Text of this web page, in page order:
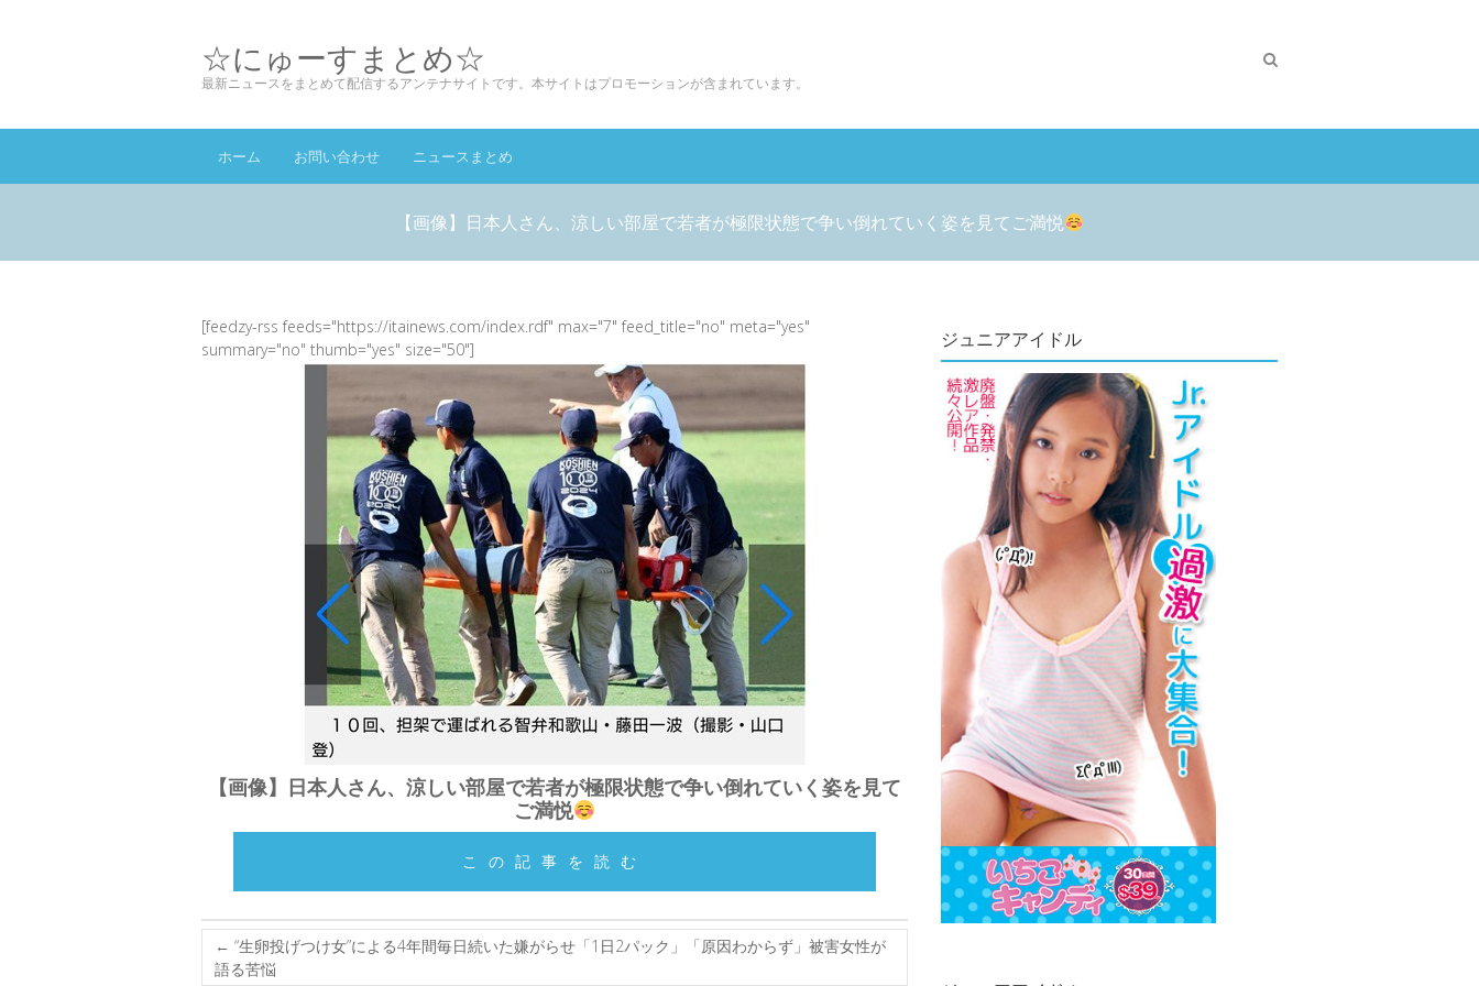
☆にゅーすまとめ☆
最新ニュースをまとめて配信するアンテナサイトです。本サイトはプロモーションが含まれています。
ホーム お問い合わせ ニュースまとめ
【画像】日本人さん、涼しい部屋で若者が極限状態で争い倒れていく姿を見てご満悦
[feedzy-rss feeds="https://itainews.com/index.rdf" max="7" feed_title="no" meta="yes"
summary="no" thumb="yes" size="50"]
【画像】日本人さん、涼しい部屋で若者が極限状態で争い倒れていく姿を見て
ご満悦
この記事を読む
← “生卵投げつけ女”による4年間毎日続いた嫌がらせ「1日2パック」「原因わからず」被害女性が
語る苦悩
ジュニアアイドル